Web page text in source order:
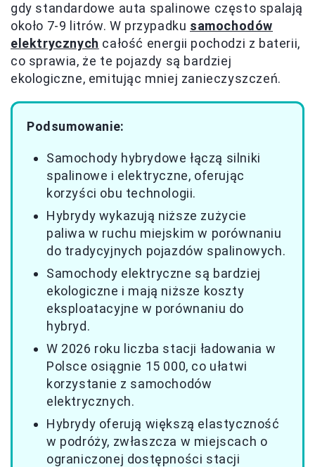
gdy standardowe auta spalinowe często spalają
około 7-9 litrów. W przypadku samochodów
elektrycznych całość energii pochodzi z baterii,
co sprawia, że te pojazdy są bardziej
ekologiczne, emitując mniej zanieczyszczeń.
Podsumowanie:
Samochody hybrydowe łączą silniki
spalinowe i elektryczne, oferując
korzyści obu technologii.
Hybrydy wykazują niższe zużycie
paliwa w ruchu miejskim w porównaniu
do tradycyjnych pojazdów spalinowych.
Samochody elektryczne są bardziej
ekologiczne i mają niższe koszty
eksploatacyjne w porównaniu do
hybryd.
W 2026 roku liczba stacji ładowania w
Polsce osiągnie 15 000, co ułatwi
korzystanie z samochodów
elektrycznych.
Hybrydy oferują większą elastyczność
w podróży, zwłaszcza w miejscach o
ograniczonej dostępności stacji